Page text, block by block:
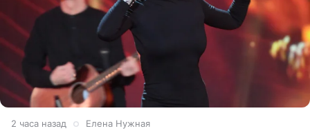
2 часа назад Елена Нужная